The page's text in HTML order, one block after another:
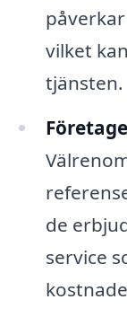
vilket
tjänsten.
de
service